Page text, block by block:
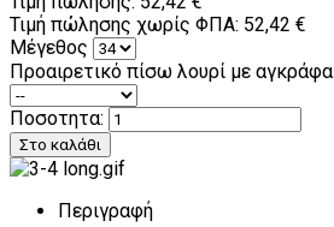
Τιμή πώλησης χωρίς ΦΠΑ: 52,42 €
Μέγεθος
Προαιρετικό πίσω λουρί με αγκράφα
Ποσοτητα:
Περιγραφή